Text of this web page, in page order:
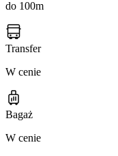
do 100m
Transfer
W cenie
Bagaż
W cenie